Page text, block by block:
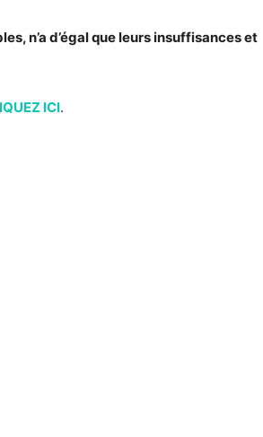
n’a d’égal que leurs insuffisances et
ICI.